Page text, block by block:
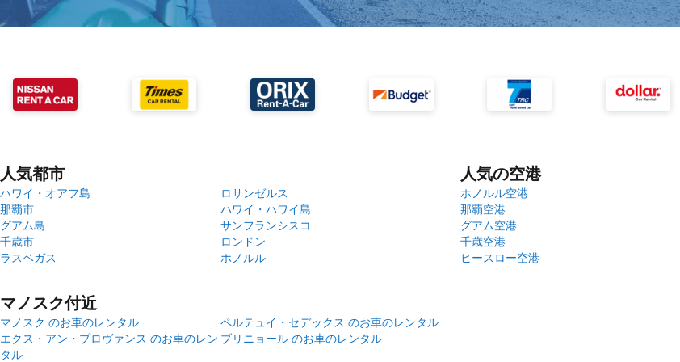
人気都市
ハワイ・オアフ島
ロサンゼルス
那覇市
ハワイ・ハワイ島
グアム島
サンフランシスコ
千歳市
ロンドン
ラスベガス
ホノルル
人気の空港
ホノルル空港
那覇空港
グアム空港
千歳空港
ヒースロー空港
マノスク付近
マノスク のお車のレンタル
ペルテュイ・セデックス のお車のレンタル
エクス・アン・プロヴァンス のお車のレン
タル
ブリニョール のお車のレンタル